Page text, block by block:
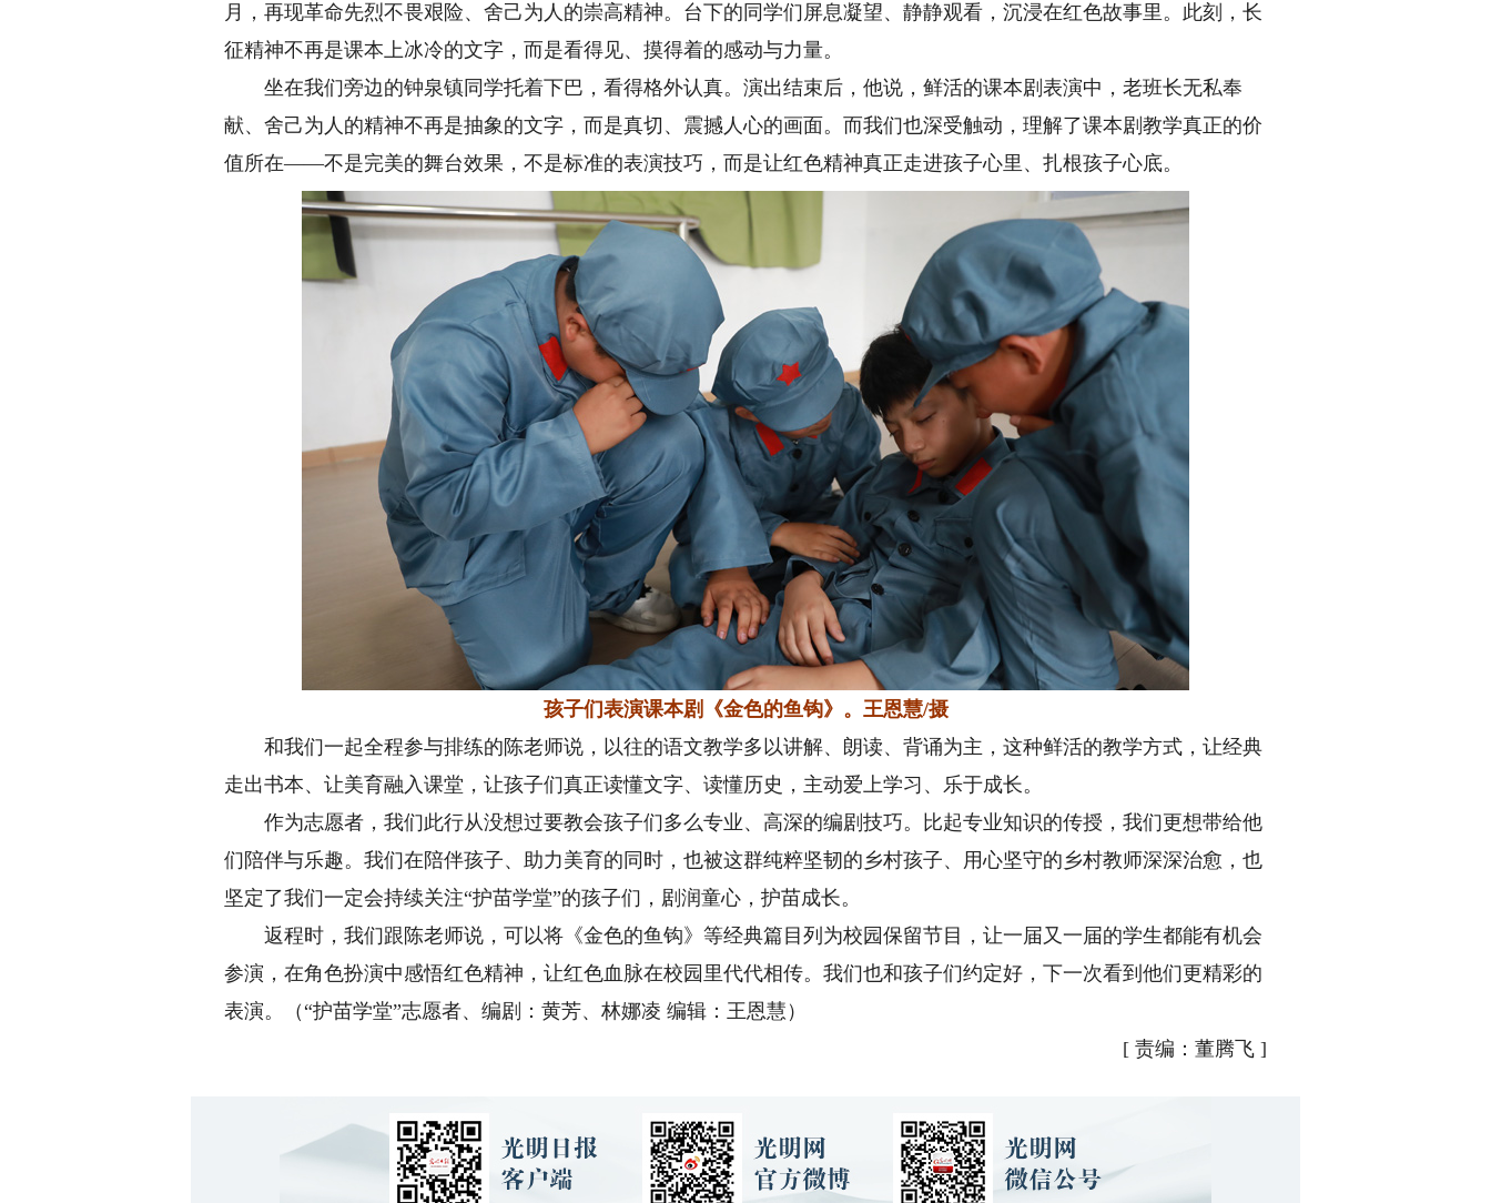
月，再现革命先烈不畏艰险、舍己为人的崇高精神。台下的同学们屏息凝望、静静观看，沉浸在红色故事里。此刻，长
征精神不再是课本上冰冷的文字，而是看得见、摸得着的感动与力量。
坐在我们旁边的钟泉镇同学托着下巴，看得格外认真。演出结束后，他说，鲜活的课本剧表演中，老班长无私奉
献、舍己为人的精神不再是抽象的文字，而是真切、震撼人心的画面。而我们也深受触动，理解了课本剧教学真正的价
值所在——不是完美的舞台效果，不是标准的表演技巧，而是让红色精神真正走进孩子心里、扎根孩子心底。
孩子们表演课本剧《金色的鱼钩》。王恩慧/摄
和我们一起全程参与排练的陈老师说，以往的语文教学多以讲解、朗读、背诵为主，这种鲜活的教学方式，让经典
走出书本、让美育融入课堂，让孩子们真正读懂文字、读懂历史，主动爱上学习、乐于成长。
作为志愿者，我们此行从没想过要教会孩子们多么专业、高深的编剧技巧。比起专业知识的传授，我们更想带给他
们陪伴与乐趣。我们在陪伴孩子、助力美育的同时，也被这群纯粹坚韧的乡村孩子、用心坚守的乡村教师深深治愈，也
坚定了我们一定会持续关注“护苗学堂”的孩子们，剧润童心，护苗成长。
返程时，我们跟陈老师说，可以将《金色的鱼钩》等经典篇目列为校园保留节目，让一届又一届的学生都能有机会
参演，在角色扮演中感悟红色精神，让红色血脉在校园里代代相传。我们也和孩子们约定好，下一次看到他们更精彩的
表演。（“护苗学堂”志愿者、编剧：黄芳、林娜凌 编辑：王恩慧）
[ 责编：董腾飞 ]